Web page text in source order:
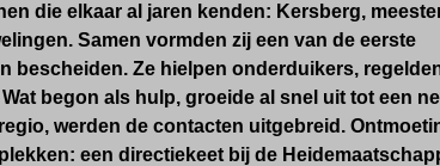
die elkaar al jaren kenden: Kersberg,
Samen vormden zij een van de eerste
bescheiden. Ze hielpen onderduikers,
begon als hulp, groeide al snel uit tot een
werden de contacten uitgebreid.
een directiekeet bij de